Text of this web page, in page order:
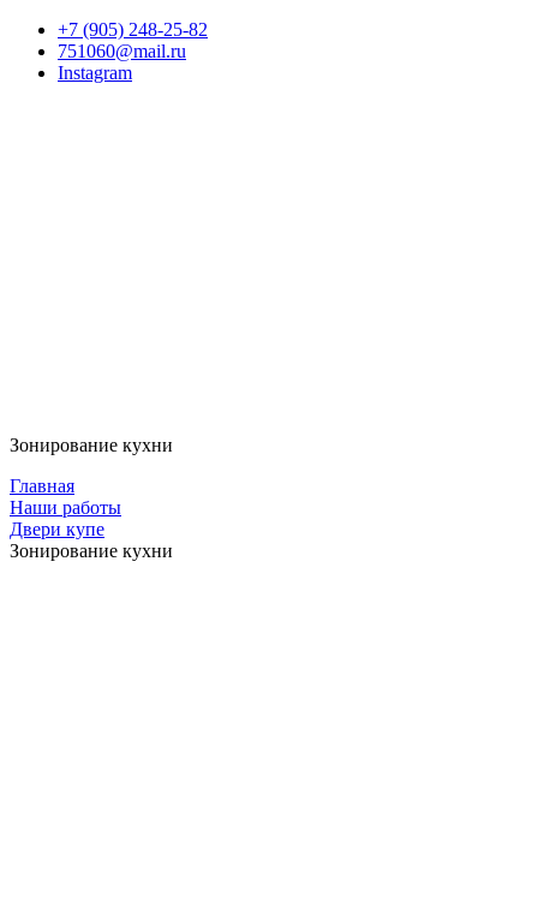
+7 (905) 248-25-82
751060@mail.ru
Instagram
Зонирование кухни
Главная
Наши работы
Двери купе
Зонирование кухни